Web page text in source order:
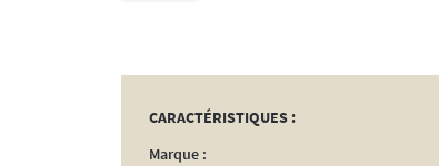
50g
CARACTÉRISTIQUES :
Marque :